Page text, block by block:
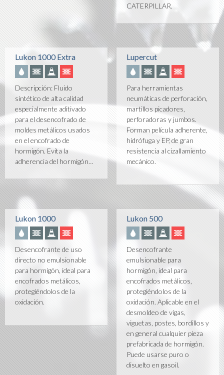
CATERPILLAR.
Lukon 1000 Extra
Descripción: Fluido
sintético de alta calidad
especialmente aditivado
para el desencofrado de
moldes metálicos usados
en el encofrado de
hormigón. Evita la
adherencia del hormigón…
Lupercut
Para herramientas
neumáticas de perforación,
martillos picadores,
perforadoras y jumbos.
Forman película adherente,
hidrófuga y EP, de gran
resistencia al cizallamiento
mecánico.
Lukon 1000
Desencofrante de uso
directo no emulsionable
para hormigón, ideal para
encofrados metálicos,
protegiéndolos de la
oxidación.
Lukon 500
Desencofrante
emulsionable para
hormigón, ideal para
encofrados metálicos,
protegiéndolos de la
oxidación. Aplicable en el
desmoldeo de vigas,
viguetas, postes, bordillos y
en general cualquier pieza
prefabricada de hormigón.
Puede usarse puro o
disuelto en gasoil.